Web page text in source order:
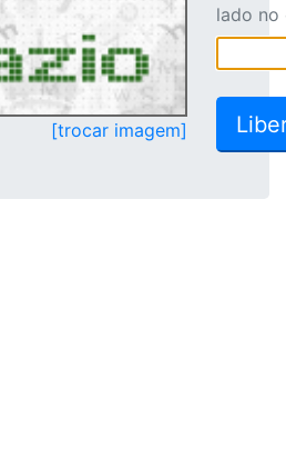
[trocar imagem]
lado no